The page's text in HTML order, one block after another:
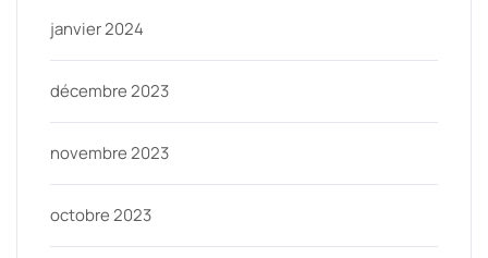
janvier 2024
décembre 2023
novembre 2023
octobre 2023